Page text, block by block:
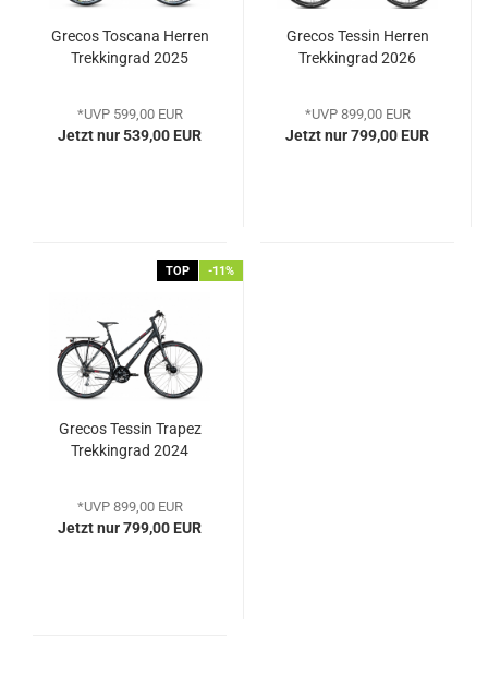
Grecos Toscana Herren
Trekkingrad 2025
*UVP 599,00 EUR
Jetzt nur 539,00 EUR
Grecos Tessin Herren
Trekkingrad 2026
*UVP 899,00 EUR
Jetzt nur 799,00 EUR
TOP -11%
Grecos Tessin Trapez
Trekkingrad 2024
*UVP 899,00 EUR
Jetzt nur 799,00 EUR